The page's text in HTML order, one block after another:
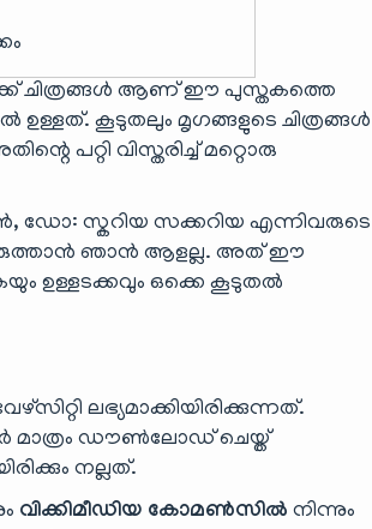
ചിത്രങ്ങൾ ആണ് ഈ പുസ്തകത്തെ
കൂടുതലും മൃഗങ്ങളുടെ ചിത്രങ്ങൾ
പറ്റി വിസ്തരിച്ച് മറ്റൊരു
ഡോ: സ്കറിയ സക്കറിയ എന്നിവരുടെ
ഞാൻ ആളല്ല. അത് ഈ
ഉള്ളടക്കവും ഒക്കെ കൂടുതൽ
ലഭ്യമാക്കിയിരിക്കുന്നത്.
ഡൗൺലോഡ് ചെയ്ത്
നല്ലത്.
വിക്കിമീഡിയ കോമൺസിൽ നിന്നും